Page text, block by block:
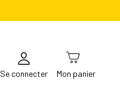
Se connecter Mon panier